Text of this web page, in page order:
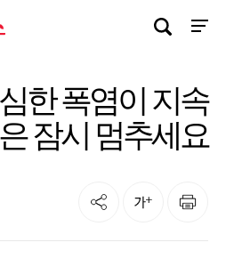
사이
검색창 열기
한 폭염이 지속
잠시 멈추세요
공유 글자크기 인쇄